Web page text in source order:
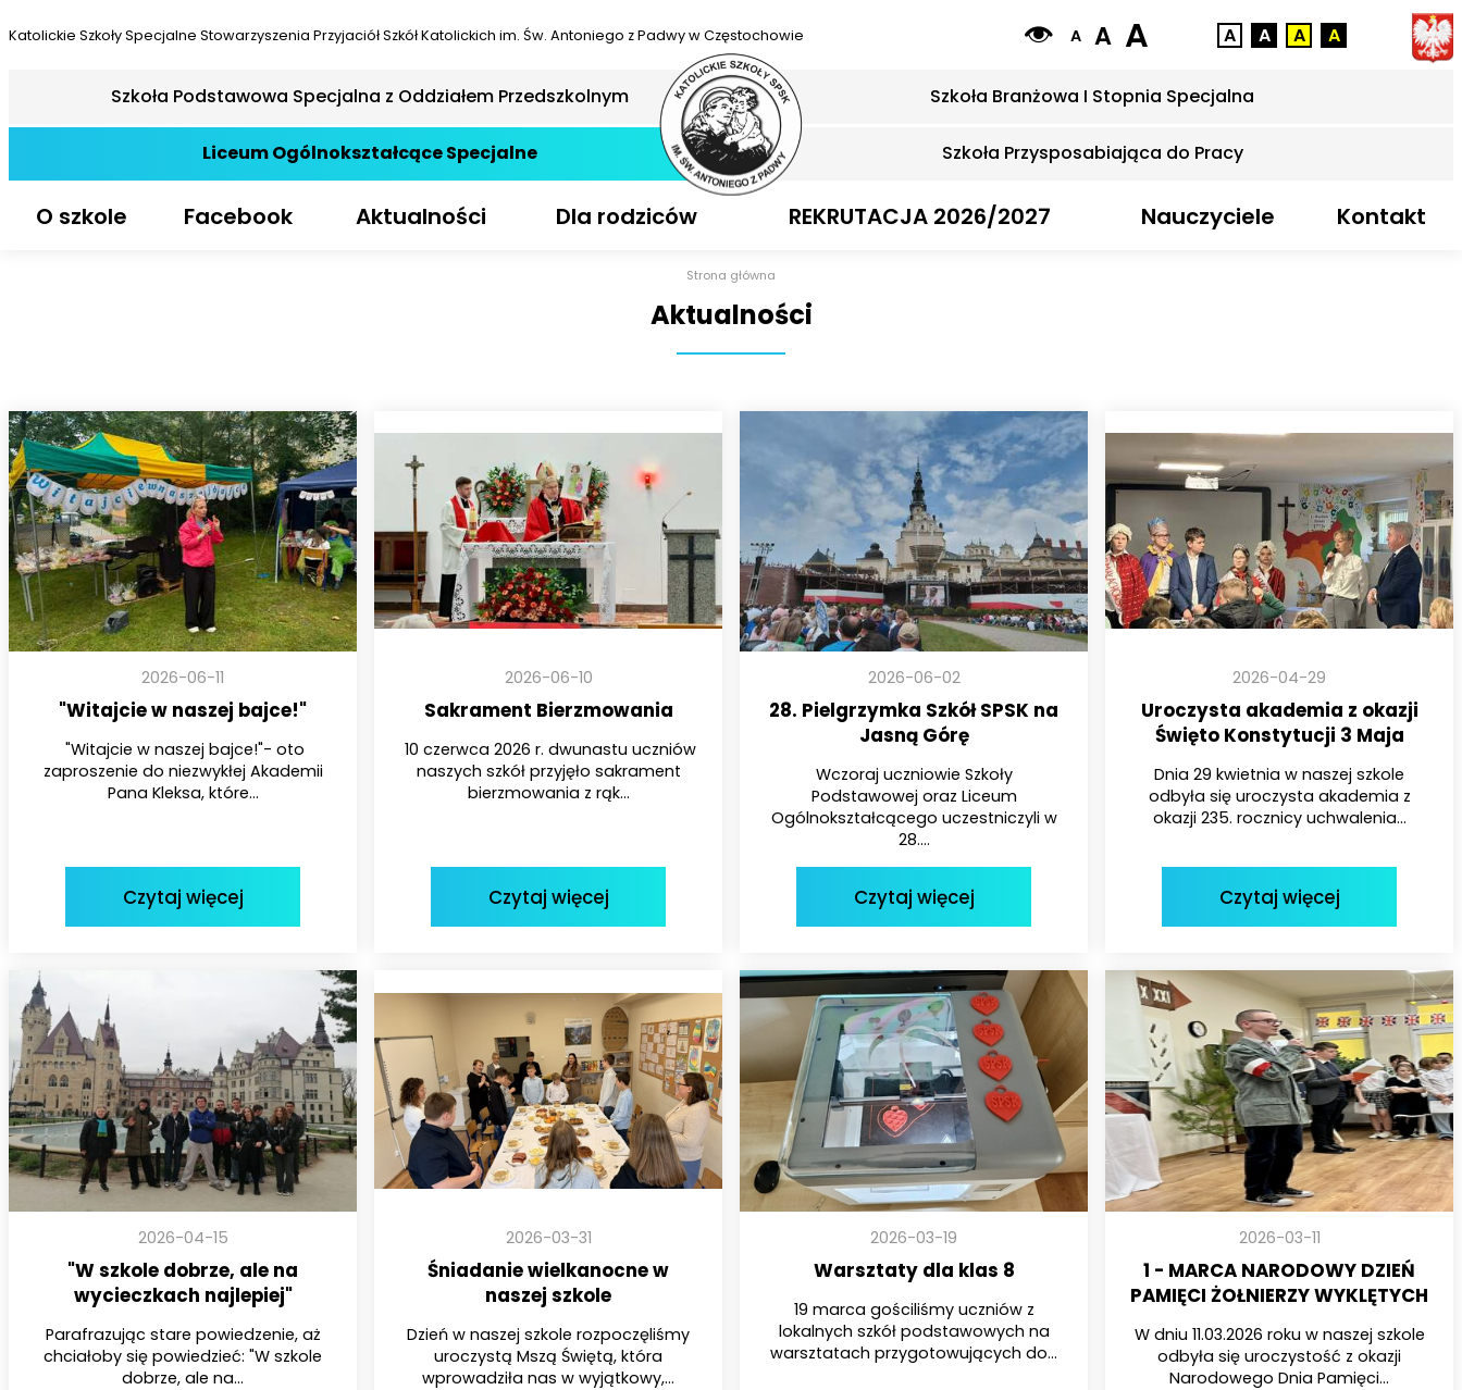
A A A A A A A
Katolickie Szkoły Specjalne Stowarzyszenia Przyjaciół Szkół Katolickich im. Św. Antoniego z Padwy w Częstochowie
Szkoła Podstawowa Specjalna z Oddziałem Przedszkolnym
Liceum Ogólnokształcące Specjalne
Szkoła Branżowa I Stopnia Specjalna
Szkoła Przysposabiająca do Pracy
O szkole Facebook Aktualności Dla rodziców REKRUTACJA 2026/2027 Nauczyciele Kontakt
Strona główna
Aktualności
2026-06-11
"Witajcie w naszej bajce!"
"Witajcie w naszej bajce!"- oto
zaproszenie do niezwykłej Akademii
Pana Kleksa, które...
Czytaj więcej
2026-06-10
Sakrament Bierzmowania
10 czerwca 2026 r. dwunastu uczniów
naszych szkół przyjęło sakrament
bierzmowania z rąk...
Czytaj więcej
2026-06-02
28. Pielgrzymka Szkół SPSK na
Jasną Górę
Wczoraj uczniowie Szkoły
Podstawowej oraz Liceum
Ogólnokształcącego uczestniczyli w
28....
Czytaj więcej
2026-04-29
Uroczysta akademia z okazji
Święto Konstytucji 3 Maja
Dnia 29 kwietnia w naszej szkole
odbyła się uroczysta akademia z
okazji 235. rocznicy uchwalenia...
Czytaj więcej
2026-04-15
"W szkole dobrze, ale na
wycieczkach najlepiej"
Parafrazując stare powiedzenie, aż
chciałoby się powiedzieć: "W szkole
dobrze, ale na...
2026-03-31
Śniadanie wielkanocne w
naszej szkole
Dzień w naszej szkole rozpoczęliśmy
uroczystą Mszą Świętą, która
wprowadziła nas w wyjątkowy,...
2026-03-19
Warsztaty dla klas 8
19 marca gościliśmy uczniów z
lokalnych szkół podstawowych na
warsztatach przygotowujących do...
2026-03-11
1 - MARCA NARODOWY DZIEŃ
PAMIĘCI ŻOŁNIERZY WYKLĘTYCH
W dniu 11.03.2026 roku w naszej szkole
odbyła się uroczystość z okazji
Narodowego Dnia Pamięci...